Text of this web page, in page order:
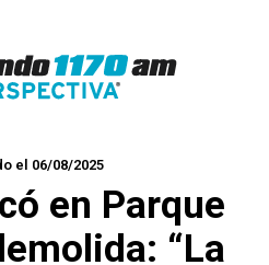
el 06/08/2025
en Parque
“La